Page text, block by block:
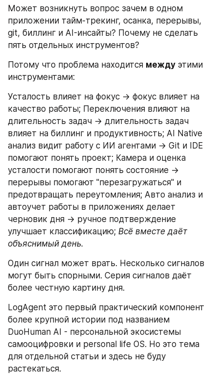
Может возникнуть вопрос зачем в одном
приложении тайм-трекинг, осанка, перерывы,
git, биллинг и AI-инсайты? Почему не сделать
пять отдельных инструментов?
Потому что проблема находится между этими
инструментами:
Усталость влияет на фокус -> фокус влияет на
качество работы; Переключения влияют на
длительность задач -> длительность задач
влияет на биллинг и продуктивность; AI Native
анализ видит работу с ИИ агентами -> Git и IDE
помогают понять проект; Камера и оценка
усталости помогают понять состояние ->
перерывы помогают "перезагружаться" и
предотвращать переутомления; Авто анализ и
автоучет работы в приложениях делает
черновик дня -> ручное подтверждение
улучшает классификацию; Всё вместе даёт
объяснимый день.
Один сигнал может врать. Несколько сигналов
могут быть спорными. Серия сигналов даёт
более честную картину дня.
LogAgent это первый практический компонент
более крупной истории под названием
DuoHuman AI - персональной экосистемы
самооцифровки и personal life OS. Но это тема
для отдельной статьи и здесь не буду
растекаться.